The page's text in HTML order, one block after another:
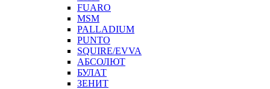
FUARO
MSM
PALLADIUM
PUNTO
SQUIRE/EVVA
АБСОЛЮТ
БУЛАТ
ЗЕНИТ